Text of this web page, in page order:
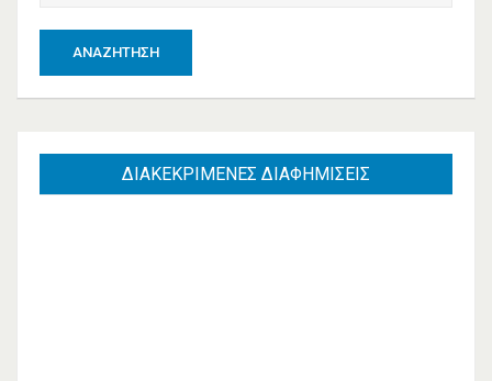
ΑΝΑΖΉΤΗΣΗ
ΔΙΑΚΕΚΡΙΜΕΝΕΣ ΔΙΑΦΗΜΙΣΕΙΣ